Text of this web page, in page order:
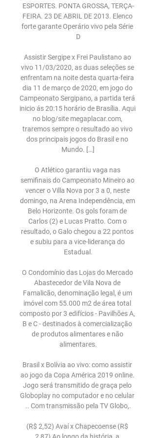
ESPORTES. PONTA GROSSA, TERÇA-
FEIRA. 23 DE ABRIL DE 2013. Elenco
forte garante Operário vivo pela Série
D
Assistir Sergipe x Frei Paulistano ao
vivo 11/03/2020, as duas seleções se
enfrentam na noite desta quarta-feira
dia 11 de março de 2020, em jogo do
Campeonato Sergipano, a partida terá
inicio ás 20:15 horário de Brasília. Aqui
no blog/site megaplacar.com,
traremos sempre o resultado ao vivo
dos principais jogos do Brasil e no
Mundo. […]
O Atlético garantiu vaga nas
semifinais do Campeonato Mineiro ao
vencer o Villa Nova por 3 a 0, neste
domingo, na Arena Independência, em
Belo Horizonte. Os gols foram de
Carlos (2) e Lucas Pratto. Com o
resultado, o Galo chegou a 22 pontos
e subiu para a vice-liderança do
Estadual.
O Condomínio das Lojas do Mercado
Abastecedor de Vila Nova de
Famalicão, denominação legal, é um
imóvel com 55.000 m2 de área total
composto por 3 edifícios - Pavilhões A,
B e C - destinados à comercialização
de produtos alimentares e não
alimentares.
Brasil x Bolívia ao vivo: como assistir
ao jogo da Copa América 2019 online.
Jogo será transmitido de graça pelo
Globoplay no computador e no celular
.. Com transmissão pela TV Globo,.
(R$ 2,52) Avaí x Chapecoense (R$